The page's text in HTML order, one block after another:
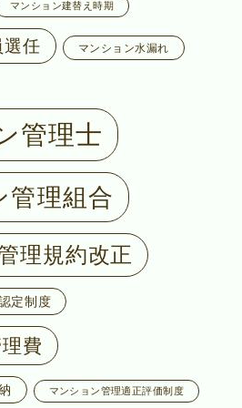
マンション建替え時期
選任 マンション水漏れ
管理士
管理組合
理規約改正
定制度
費
マンション管理適正評価制度